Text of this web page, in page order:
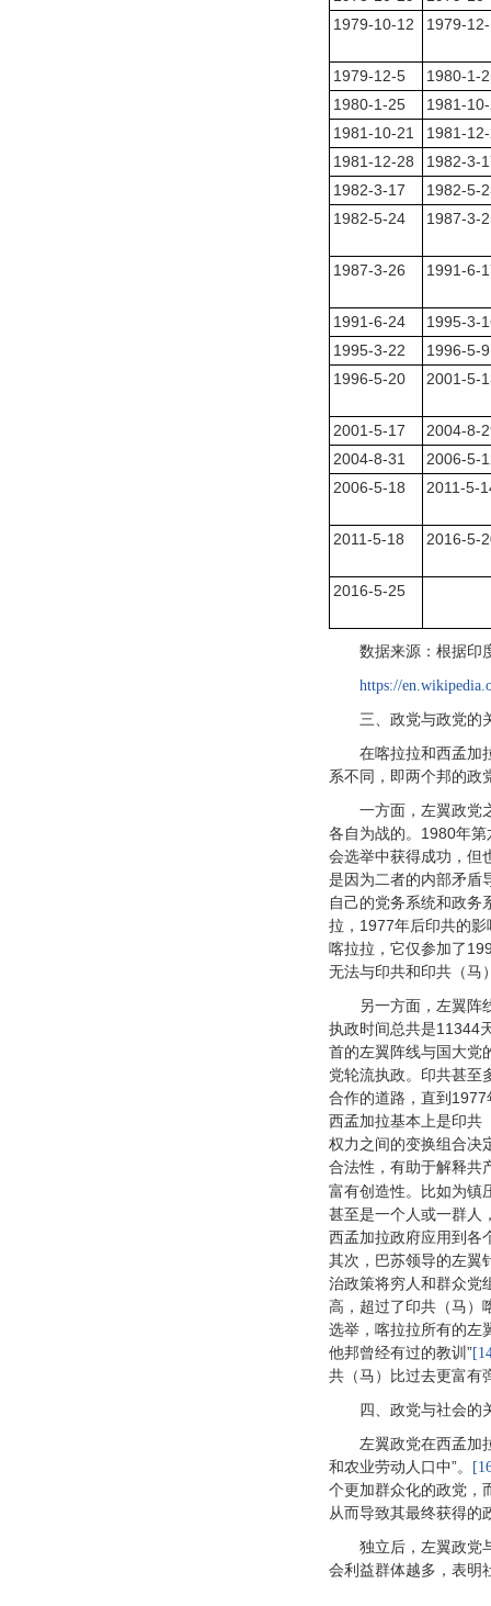
1979-10-12
1979-
1979-12-5
1980-1-
1980-1-25
1981-
1981-10-21
1981-
1981-12-28
1982-3-
1982-3-17
1982-5-
1982-5-24
1987-3-
1987-3-26 1991-6-
1991-6-24
1995-3-
1995-3-22
1996-5-9
1996-5-20
2001-5-
2001-5-17
2004-8-
2004-8-31
2006-5-
2006-5-18
2011-5-
2011-5-18 2016-5-
2016-5-25
数据来源：根据印
https://
三、政党与政党的
在喀拉拉和西孟加
系不同，即两个邦的政
一方面，左翼政党
各自为战的。1980年
会选举中获得成功，但
是因为二者的内部矛盾
自己的党务系统和政务
拉，1977年后印共的
喀拉拉，它仅参加了
无法与印共和印共（马
另一方面，左翼阵
执政时间总共是11344
首的左翼阵线与国大党
党轮流执政。印共甚至
合作的道路，直到
西孟加拉基本上是印共
权力之间的变换组合决
合法性，有助于解释共
富有创造性。比如为镇
甚至是一个人或一群人
西孟加拉政府应用到各
其次，巴苏领导的左翼
治政策将穷人和群众党
高，超过了印共（马）
选举，喀拉拉所有的左
他邦曾经有过的教训”
共（马）比过去更富有
四、政党与社会的
左翼政党在西孟加
和农业劳动人口中”。
个更加群众化的政党，
从而导致其最终获得的
独立后，左翼政党
会利益群体越多，表明